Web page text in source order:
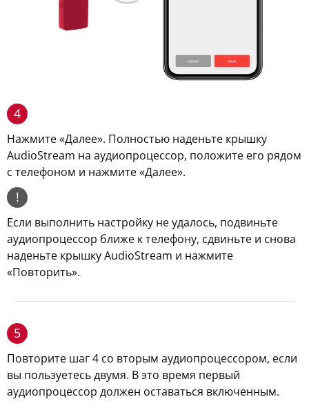
4
Нажмите «Далее». Полностью наденьте крышку
AudioStream на аудиопроцессор, положите его рядом
с телефоном и нажмите «Далее».
!
Если выполнить настройку не удалось, подвиньте
аудиопроцессор ближе к телефону, сдвиньте и снова
наденьте крышку AudioStream и нажмите
«Повторить».
5
Повторите шаг 4 со вторым аудиопроцессором, если
вы пользуетесь двумя. В это время первый
аудиопроцессор должен оставаться включенным.